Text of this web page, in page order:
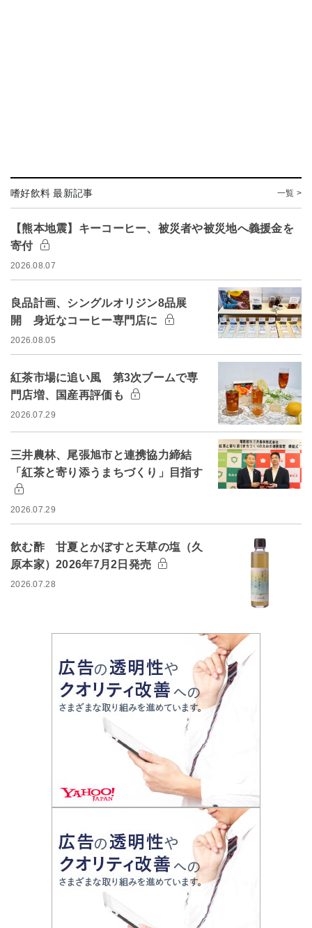
嗜好飲料 最新記事 一覧 >
【熊本地震】キーコーヒー、被災者や被災地へ義援金を
寄付
2026.08.07
良品計画、シングルオリジン8品展
開 身近なコーヒー専門店に
2026.08.05
紅茶市場に追い風 第3次ブームで専
門店増、国産再評価も
2026.07.29
三井農林、尾張旭市と連携協力締結
「紅茶と寄り添うまちづくり」目指す
2026.07.29
飲む酢 甘夏とかぼすと天草の塩（久
原本家）2026年7月2日発売
2026.07.28